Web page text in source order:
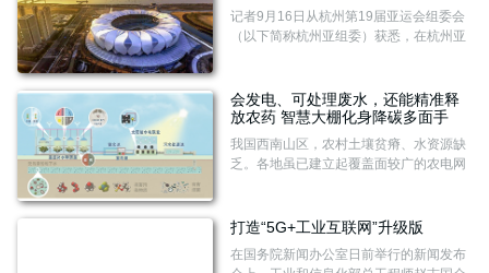
内将AI融入直播电商场景的热情。
记者9月16日从杭州第19届亚运会组委会
（以下简称杭州亚组委）获悉，在杭州亚
刻：参与总人数突破1亿人。上亿名亚运
数字火炬手的参与，不仅成功打造了亚运
史上覆盖区域最广、参与人数最多、持续
时间最长的线上火炬主题活动，更将开启
亚运史上首个开幕式数字点火仪式。
会发电、可处理废水，还能精准释
放农药 智慧大棚化身降碳多面手
我国西南山区，农村土壤贫瘠、水资源缺
乏。各地虽已建立起覆盖面较广的农电网
打造“5G+工业互联网”升级版
在国务院新闻办公室日前举行的新闻发布